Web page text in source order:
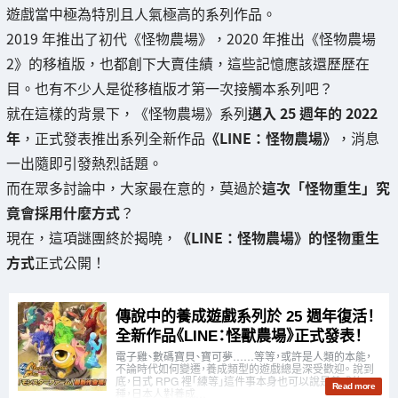
遊戲當中極為特別且人氣極高的系列作品。
2019 年推出了初代《怪物農場》，2020 年推出《怪物農場
2》的移植版，也都創下大賣佳績，這些記憶應該還歷歷在
目。也有不少人是從移植版才第一次接觸本系列吧？
就在這樣的背景下，《怪物農場》系列邁入 25 週年的 2022
年 ，正式發表推出系列全新作品 《LINE：怪物農場》 ，消息
一出隨即引發熱烈話題。
而在眾多討論中，大家最在意的，莫過於這次「怪物重生」究
竟會採用什麼方式？
現在，這項謎團終於揭曉， 《LINE：怪物農場》的怪物重生
方式正式公開！